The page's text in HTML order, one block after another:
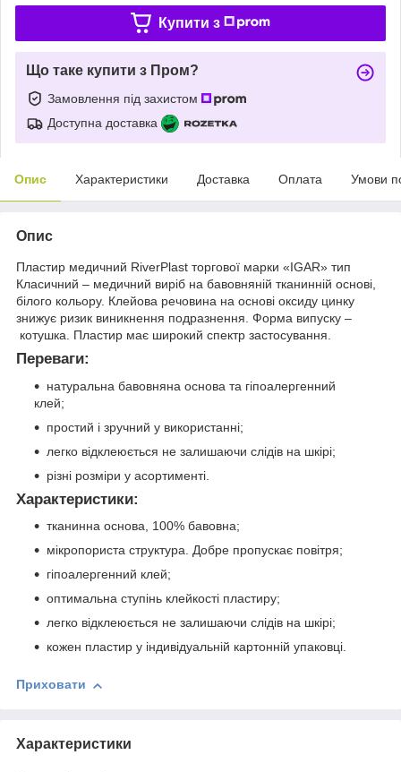
Купити з
Що таке купити з Пром?
Замовлення під захистом
Доступна доставка
Опис Характеристики Доставка Оплата Умови
Опис
Пластир медичний RiverPlast торгової марки «IGAR» тип
Класичний – медичний виріб на бавовняній тканинній основі,
білого кольору. Клейова речовина на основі оксиду цинку
знижує ризик виникнення подразнення. Форма випуску –
котушка. Пластир має широкий спектр застосування.
Переваги:
натуральна бавовняна основа та гіпоалергенний
клей;
простий і зручний у використанні;
легко відклеюється не залишаючи слідів на шкірі;
різні розміри у асортименті.
Характеристики:
тканинна основа, 100% бавовна;
мікропориста структура. Добре пропускає повітря;
гіпоалергенний клей;
оптимальна ступінь клейкості пластиру;
легко відклеюється не залишаючи слідів на шкірі;
кожен пластир у індивідуальній картонній упаковці.
Приховати
Характеристики